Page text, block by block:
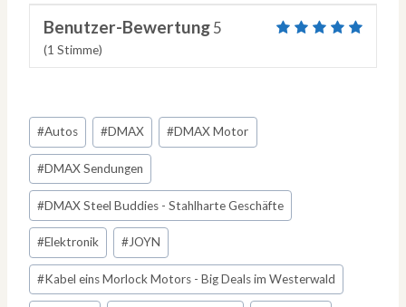
Benutzer-Bewertung5
(1 Stimme)
Schlagworte:
#Autos #DMAX #DMAX Motor
#DMAX Sendungen
#DMAX Steel Buddies - Stahlharte Geschäfte
#Elektronik #JOYN
#Kabel eins Morlock Motors - Big Deals im Westerwald